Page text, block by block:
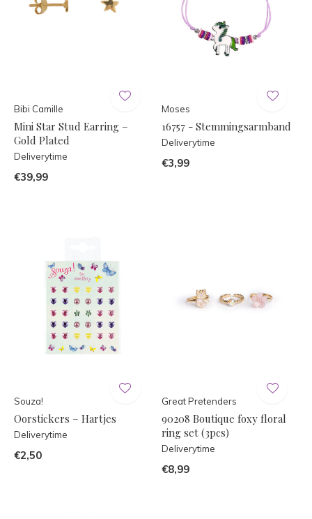
Bibi Camille
Mini Star Stud Earring –
Gold Plated
Deliverytime
€39,99
Moses
16757 - Stemmingsarmband
Deliverytime
€3,99
Souza!
Oorstickers – Hartjes
Deliverytime
€2,50
Great Pretenders
90208 Boutique foxy floral
ring set (3pcs)
Deliverytime
€8,99